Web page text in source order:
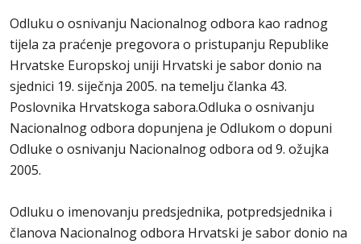
Odluku o osnivanju Nacionalnog odbora kao radnog
tijela za praćenje pregovora o pristupanju Republike
Hrvatske Europskoj uniji Hrvatski je sabor donio na
sjednici 19. siječnja 2005. na temelju članka 43.
Poslovnika Hrvatskoga sabora.Odluka o osnivanju
Nacionalnog odbora dopunjena je Odlukom o dopuni
Odluke o osnivanju Nacionalnog odbora od 9. ožujka
2005.
Odluku o imenovanju predsjednika, potpredsjednika i
članova Nacionalnog odbora Hrvatski je sabor donio na